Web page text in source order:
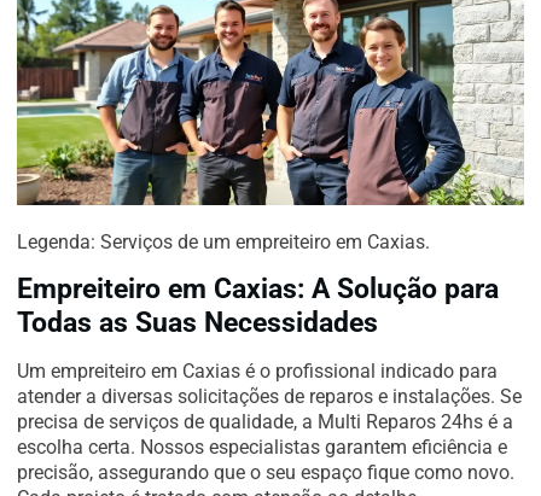
Legenda: Serviços de um empreiteiro em Caxias.
Empreiteiro em Caxias: A Solução para
Todas as Suas Necessidades
Um empreiteiro em Caxias é o profissional indicado para
atender a diversas solicitações de reparos e instalações. Se
precisa de serviços de qualidade, a Multi Reparos 24hs é a
escolha certa. Nossos especialistas garantem eficiência e
precisão, assegurando que o seu espaço fique como novo.